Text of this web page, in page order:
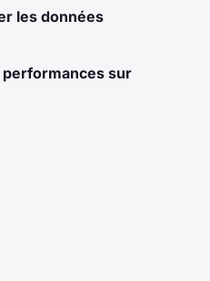
les données
performances sur